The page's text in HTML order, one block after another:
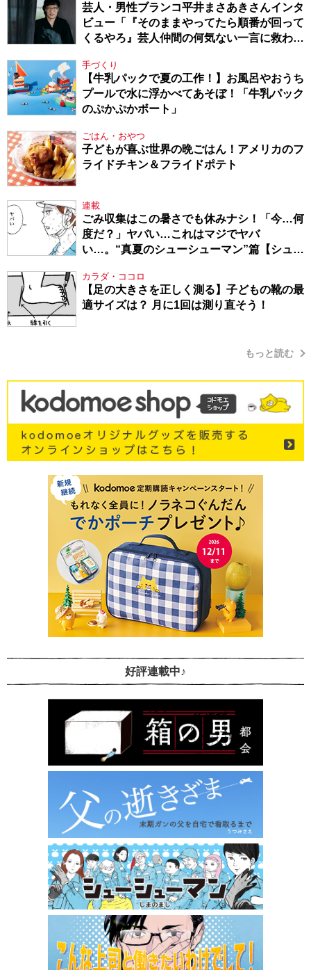
芸人・男性ブランコ平井まさあきさんインタ
ビュー「『そのままやってたら順番が回って
くるやろ』芸人仲間の何気ない一言に救われ
手づくり
【牛乳パックで夏の工作！】お風呂やおうち
プールで水に浮かべてあそぼ！「牛乳パック
のぷかぷかボート」
ごはん・おやつ
子どもが喜ぶ世界の晩ごはん！アメリカのフ
ライドチキン＆フライドポテト
連載
ごみ収集はこの暑さでも休みナシ！「今…何
度だ？」ヤバい…これはマジでヤバ
い…。“真夏のシューシューマン”篇【シュー
カラダ・ココロ
【足の大きさを正しく測る】子どもの靴の最
適サイズは？ 月に1回は測り直そう！
もっと読む
好評連載中♪